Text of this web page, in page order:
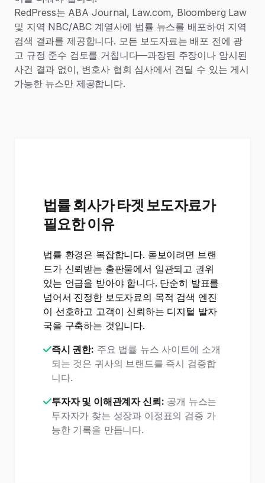
RedPress는 ABA Journal, Law.com, Bloomberg Law
및 지역 NBC/ABC 계열사에 법률 뉴스를 배포하여 지역
검색 결과를 제공합니다. 모든 보도자료는 배포 전에 광
고 규정 준수 검토를 거칩니다—과장된 주장이나 암시된
사건 결과 없이, 변호사 협회 심사에서 견딜 수 있는 게시
가능한 뉴스만 제공합니다.
법률 회사가 타겟 보도자료가
필요한 이유
법률 환경은 복잡합니다. 돋보이려면 브랜
드가 신뢰받는 출판물에서 일관되고 권위
있는 언급을 받아야 합니다. 단순히 발표를
넘어서 진정한 보도자료의 목적 검색 엔진
이 선호하고 고객이 신뢰하는 디지털 발자
국을 구축하는 것입니다.
즉시 권한: 주요 법률 뉴스 사이트에 소개
되는 것은 귀사의 브랜드를 즉시 검증합
니다.
투자자 및 이해관계자 신뢰: 공개 뉴스는
투자자가 찾는 성장과 이정표의 검증 가
능한 기록을 만듭니다.